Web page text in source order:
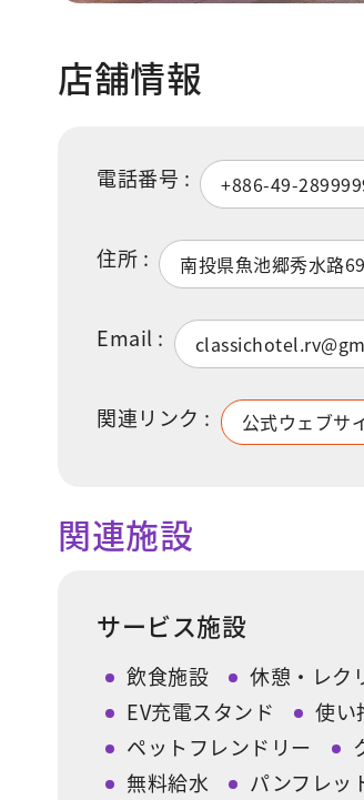
店舗情報
電話番号 : +886-49-
住所 : 南投県魚池郷秀水路
Email :
関連リンク : 公式ウェブサ
関連施設
サービス施設
飲食施設 休憩・レク
EV充電スタンド
使い
ペットフレンドリー
無料給水
パンフレッ